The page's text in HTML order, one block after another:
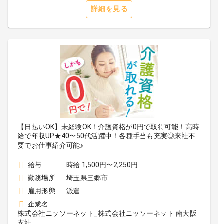
詳細を見る
【日払いOK】未経験OK！介護資格が0円で取得可能！高時
給で年収UP★40〜50代活躍中！各種手当も充実◎来社不
要でお仕事紹介可能♪
給与
時給 1,500円〜2,250円
勤務場所
埼玉県三郷市
雇用形態
派遣
企業名
株式会社ニッソーネット_株式会社ニッソーネット 南大阪